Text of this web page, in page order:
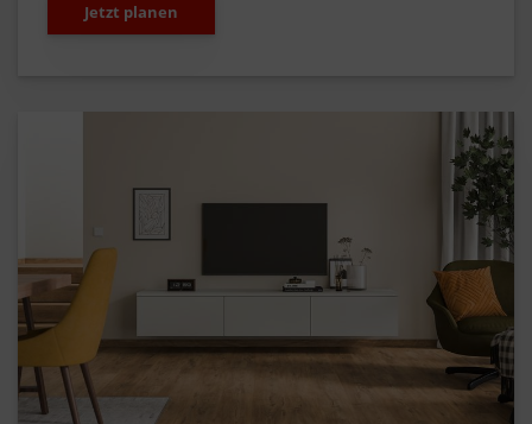
Jetzt planen